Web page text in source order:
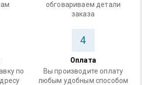
обговариваем детали
заказа
по
4
Оплата
Вы производите оплату
любым удобным способом